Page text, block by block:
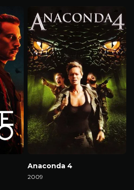
Anaconda 4
2009